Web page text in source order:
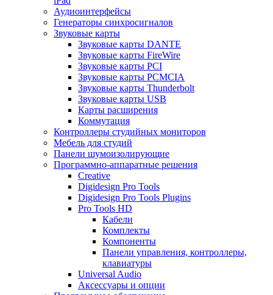
Аудиоинтерфейсы
Генераторы синхросигналов
Звуковые карты
Звуковые карты DANTE
Звуковые карты FireWire
Звуковые карты PCI
Звуковые карты PCMCIA
Звуковые карты Thunderbolt
Звуковые карты USB
Карты расширения
Коммутация
Контроллеры студийных мониторов
Мебель для студий
Панели шумоизолирующие
Программно-аппаратные решения
Creative
Digidesign Pro Tools
Digidesign Pro Tools Plugins
Pro Tools HD
Кабели
Комплекты
Компоненты
Панели управления, контроллеры,
клавиатуры
Universal Audio
Аксессуары и опции